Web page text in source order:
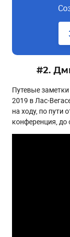
#2.
Путевые
2019 в Лас-
на ходу, по пути
конференция, до